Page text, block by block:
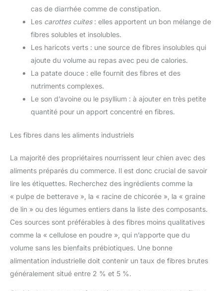
cas de diarrhée comme de constipation.
Les carottes cuites: elles apportent un bon mélange de
fibres solubles et insolubles.
Les haricots verts : une source de fibres insolubles qui
ajoute du volume au repas avec peu de calories.
La patate douce : elle fournit des fibres et des
nutriments complexes.
Le son d’avoine ou le psyllium : à ajouter en très petite
quantité pour un apport concentré en fibres.
Les fibres dans les aliments industriels
La majorité des propriétaires nourrissent leur chien avec des
aliments préparés du commerce. Il est donc crucial de savoir
lire les étiquettes. Recherchez des ingrédients comme la
« pulpe de betterave », la « racine de chicorée », la « graine
de lin » ou des légumes entiers dans la liste des composants.
Ces sources sont préférables à des fibres moins qualitatives
comme la « cellulose en poudre », qui n’apporte que du
volume sans les bienfaits prébiotiques. Une bonne
alimentation industrielle doit contenir un taux de fibres brutes
généralement situé entre 2 % et 5 %.